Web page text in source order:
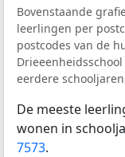
Bovenstaande
leerlingen per
postcodes van de
eerdere
De meeste
wonen in
7573.